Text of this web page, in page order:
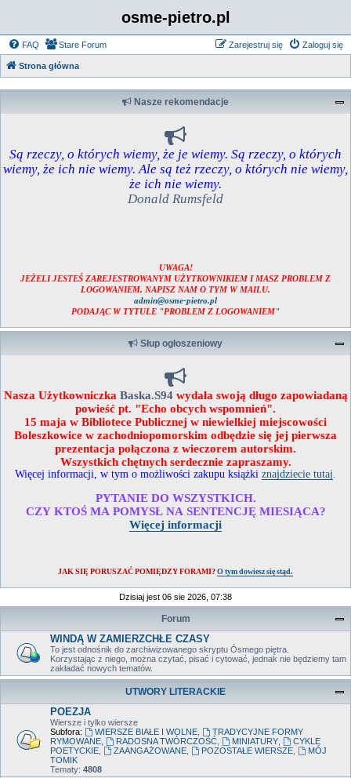
osme-pietro.pl
FAQ Zaloguj się
Zarejestruj się
Stare Forum
Strona główna
Nasze rekomendacje
Są rzeczy, o których wiemy, że je wiemy. Są rzeczy, o których
wiemy, że ich nie wiemy. Ale są też rzeczy, o których nie wiemy,
że ich nie wiemy.
Donald Rumsfeld
UWAGA!
JEŻELI JESTEŚ ZAREJESTROWANYM UŻYTKOWNIKIEM I MASZ PROBLEM Z
LOGOWANIEM, NAPISZ NAM O TYM W MAILU.
admin@osme-pietro.pl
PODAJĄC W TYTULE "PROBLEM Z LOGOWANIEM"
Słup ogłoszeniowy
Nasza Użytkowniczka Baska.S94 wydała swoją długo zapowiadaną
powieść pt. "Echo obcych wspomnień".
15 maja w Bibliotece Publicznej w niewielkiej miejscowości
Boleszkowice w zachodniopomorskim odbędzie się jej pierwsza
prezentacja połączona z wieczorem autorskim.
Wszystkich chętnych serdecznie zapraszamy.
Więcej informacji, w tym o możliwości zakupu książki znajdziecie tutaj
PYTANIE DO WSZYSTKICH.
CZY KTOŚ MA POMYSŁ NA SENTENCJĘ MIESIĄCA?
Więcej informacji
JAK SIĘ PORUSZAĆ POMIĘDZY FORAMI? O tym dowiesz się stąd.
Dzisiaj jest 06 sie 2026, 07:38
Forum
WINDĄ W ZAMIERZCHŁE CZASY
To jest odnośnik do zarchiwizowanego skryptu Ósmego piętra.
Korzystając z niego, można czytać, pisać i cytować, jednak nie będziemy tam
zakładać nowych tematów.
UTWORY LITERACKIE
POEZJA
Wiersze i tylko wiersze
Subfora:
WIERSZE BIAŁE I WOLNE,
TRADYCYJNE FORMY
RYMOWANE
RADOSNA TWÓRCZOŚĆ, MINIATURY,
CYKLE
POETYCKIE
ZAANGAŻOWANE, POZOSTAŁE WIERSZE,
MÓJ
TOMIK
Tematy: 4808